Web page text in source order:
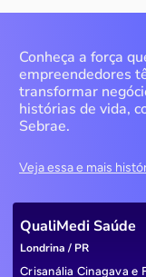
Conheça a força
empreendedores
transformar
histórias de vida,
Sebrae.
Veja essa e mais
QualiMedi Saúde
Londrina / PR
Crisanália Cinagava e